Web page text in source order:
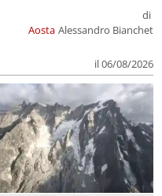
Aosta
di
Alessandro Bianchet
il 06/08/2026